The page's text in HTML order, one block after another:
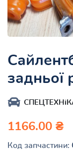
задньої
1166.00 ₴
Код запчастини: